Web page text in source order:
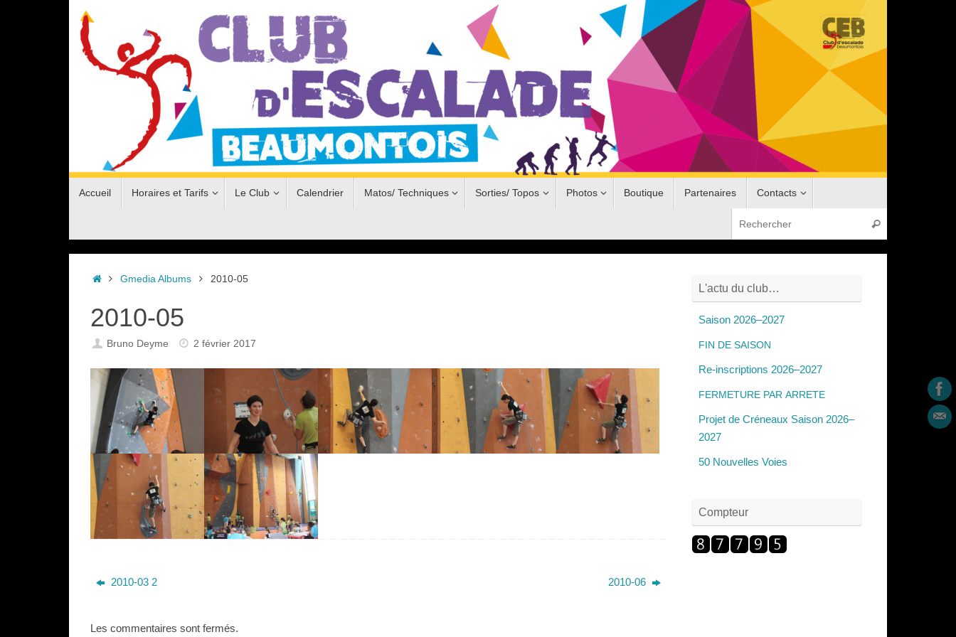
au
Accueil Horaires et Tarifs Le Club Calendrier Matos/ Techniques Sorties/ Topos Photos Boutique Partenaires Contacts
Rechercher
Accueil
Gmedia Albums 2010-05
2010-05
Bruno Deyme 2 février 2017
2010 05 Championnat De
France (38)
2010 05 Championnat De
France (28)
2010-03 2 2010-06
Les commentaires sont fermés.
L'actu du club…
Saison 2026–2027
FIN DE SAISON
Re-inscriptions 2026–2027
FERMETURE PAR ARRETE
Projet de Créneaux Saison 2026–
2027
50 Nouvelles Voies
Compteur